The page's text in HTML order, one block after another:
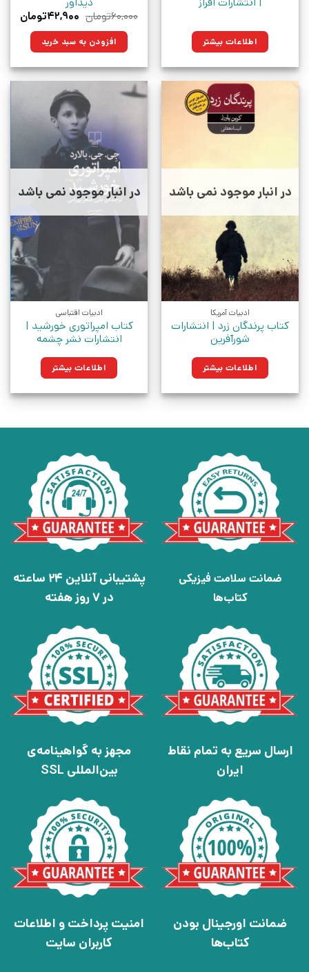
اطلاعات بیشتر
۶۰,۰۰۰تومان قیمت
۶۰,۰۰۰تومان
بود.
۴۲,۹۰۰تومان
افزودن به سبد خرید
در انبار موجود نمی باشد
ادبیات آمریکا
کتاب پرندگان زرد | انتشارات
شورآفرین
اطلاعات بیشتر
در انبار موجود نمی باشد
ادبیات اقتباسی
کتاب امپراتوری خورشید |
انتشارات نشر چشمه
اطلاعات بیشتر
ضمانت سلامت فیزیکی
کتاب‌ها
پشتیبانی آنلاین 24 ساعته
در 7 روز هفته
ارسال سریع به تمام نقاط
ایران
مجهز به گواهینامه‌ی
بین‌المللی SSL
ضمانت اورجینال بودن
کتاب‌ها
امنیت پرداخت و اطلاعات
کاربران سایت